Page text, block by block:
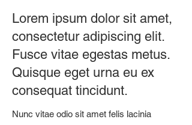
Lorem ipsum dolor sit amet,
consectetur adipiscing elit.
Fusce vitae egestas metus.
Quisque eget urna eu ex
consequat tincidunt.
Nunc vitae odio sit amet felis lacinia